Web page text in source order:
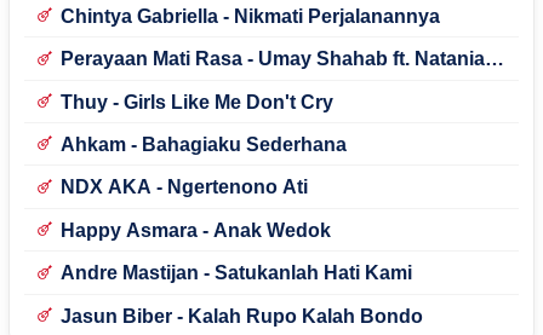
Chintya Gabriella - Nikmati Perjalanannya
Perayaan Mati Rasa - Umay Shahab ft. Natania
Thuy - Girls Like Me Don't Cry
Ahkam - Bahagiaku Sederhana
NDX AKA - Ngertenono Ati
Happy Asmara - Anak Wedok
Andre Mastijan - Satukanlah Hati Kami
Jasun Biber - Kalah Rupo Kalah Bondo